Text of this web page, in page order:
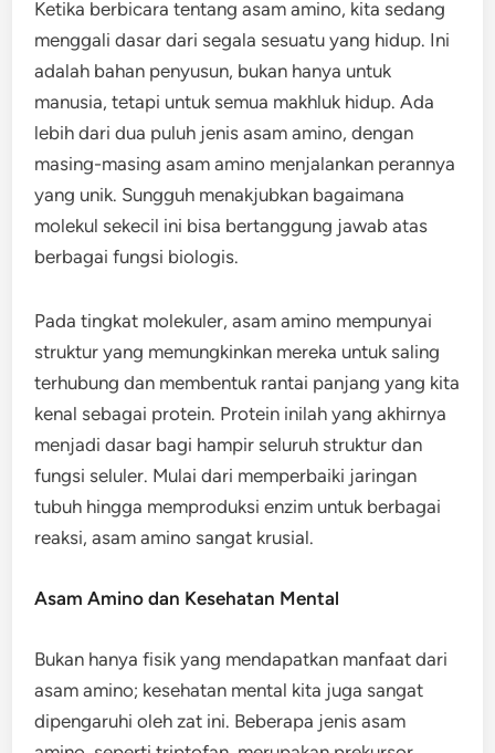
Ketika berbicara tentang asam amino, kita sedang
menggali dasar dari segala sesuatu yang hidup. Ini
adalah bahan penyusun, bukan hanya untuk
manusia, tetapi untuk semua makhluk hidup. Ada
lebih dari dua puluh jenis asam amino, dengan
masing-masing asam amino menjalankan perannya
yang unik. Sungguh menakjubkan bagaimana
molekul sekecil ini bisa bertanggung jawab atas
berbagai fungsi biologis.
Pada tingkat molekuler, asam amino mempunyai
struktur yang memungkinkan mereka untuk saling
terhubung dan membentuk rantai panjang yang kita
kenal sebagai protein. Protein inilah yang akhirnya
menjadi dasar bagi hampir seluruh struktur dan
fungsi seluler. Mulai dari memperbaiki jaringan
tubuh hingga memproduksi enzim untuk berbagai
reaksi, asam amino sangat krusial.
Asam Amino dan Kesehatan Mental
Bukan hanya fisik yang mendapatkan manfaat dari
asam amino; kesehatan mental kita juga sangat
dipengaruhi oleh zat ini. Beberapa jenis asam